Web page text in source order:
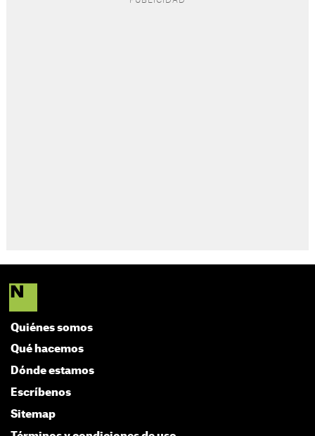
Quiénes somos
Qué hacemos
Dónde estamos
Escríbenos
Sitemap